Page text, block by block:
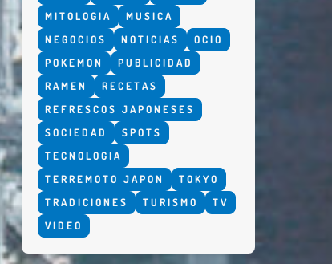
MITOLOGIA
MUSICA
NEGOCIOS
NOTICIAS
OCIO
POKEMON
PUBLICIDAD
RAMEN
RECETAS
REFRESCOS JAPONESES
SOCIEDAD
SPOTS
TECNOLOGIA
TERREMOTO JAPON
TOKYO
TRADICIONES
TURISMO
TV
VIDEO